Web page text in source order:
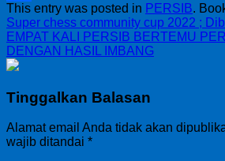
Share
This entry was posted in PERSIB.
Super chess community cup 2022 ;
EMPAT KALI PERSIB BERTEMU
DENGAN HASIL IMBANG
Tinggalkan Balasan
Alamat email Anda tidak akan
wajib ditandai *